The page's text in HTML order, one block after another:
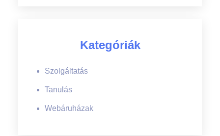
Kategóriák
Szolgáltatás
Tanulás
Webáruházak